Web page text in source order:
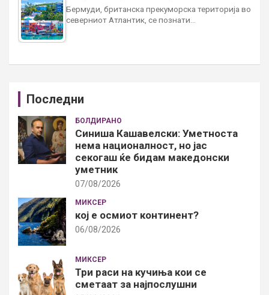
Бермуди, британска прекуморска територија во
северниот Атлантик, се познати…
Последни
БОЛДИРАНО
Синиша Кашавелски: Уметноста
нема националност, но јас
секогаш ќе бидам македонски
уметник
07/08/2026
МИКСЕР
кој е осмиот континент?
06/08/2026
МИКСЕР
Три раси на кучиња кои се
сметаат за најпослушни